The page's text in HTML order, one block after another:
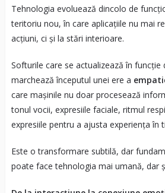
Tehnologia evoluează dincolo de
teritoriu nou, în care aplicațiile nu mai
acțiuni, ci și la stări interioare.
Softurile care se actualizează în
marchează începutul unei ere a
care mașinile nu doar procesează
tonul vocii, expresiile faciale, ritmul
expresiile pentru a ajusta experiența în
Este o transformare subtilă, dar
poate face tehnologia mai umană, dar